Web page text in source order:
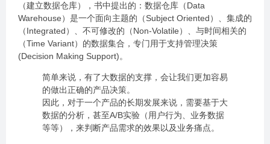
（建立数据仓库），书中提出的：数据仓库（Data
Warehouse）是一个面向主题的（Subject Oriented）、集成的
（Integrated）、不可修改的（Non-Volatile）、与时间相关的
（Time Variant）的数据集合，专门用于支持管理决策
(Decision Making Support)。
简单来说，有了大数据的支撑，会让我们更加容易
的做出正确的产品决策。
因此，对于一个产品的长期发展来说，需要基于大
数据的分析，甚至A/B实验（用户行为、业务数据
等等），来判断产品需求的效果以及业务痛点。